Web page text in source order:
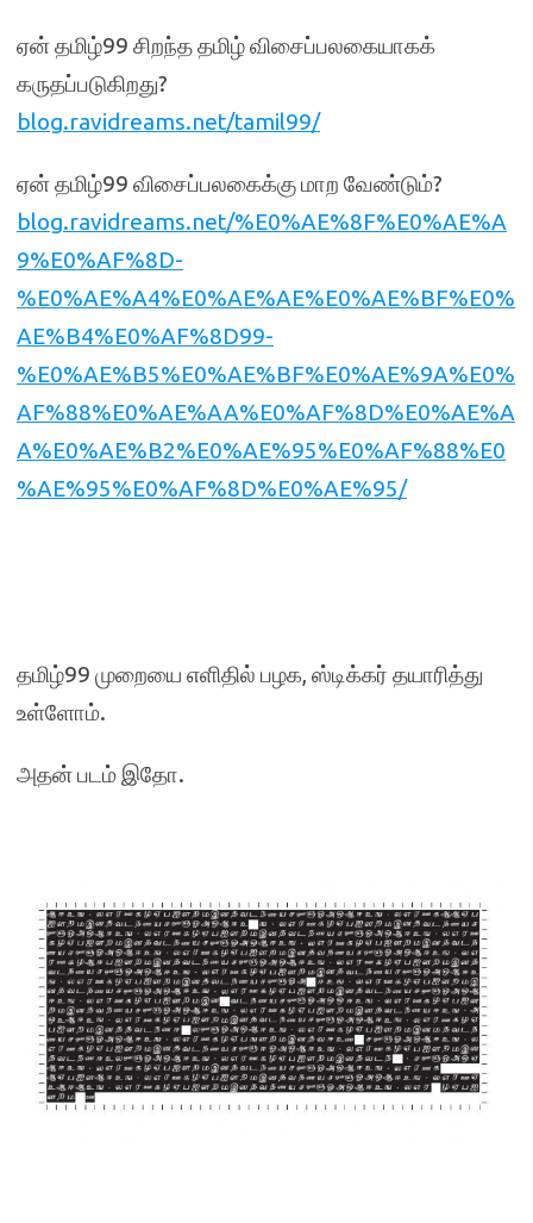
ஏன் தமிழ்99 சிறந்த தமிழ் விசைப்பலகையாகக்
கருதப்படுகிறது?
blog.ravidreams.net/tamil99/
ஏன் தமிழ்99 விசைப்பலகைக்கு மாற வேண்டும்?
blog.ravidreams.net/%E0%AE%8F%E0%AE%A
9%E0%AF%8D-
%E0%AE%A4%E0%AE%AE%E0%AE%BF%E0%
AE%B4%E0%AF%8D99-
%E0%AE%B5%E0%AE%BF%E0%AE%9A%E0%
AF%88%E0%AE%AA%E0%AF%8D%E0%AE%A
A%E0%AE%B2%E0%AE%95%E0%AF%88%E0
%AE%95%E0%AF%8D%E0%AE%95/
தமிழ்99 முறையை எளிதில் பழக, ஸ்டிக்கர் தயாரித்து
உள்ளோம்.
அதன் படம் இதோ.